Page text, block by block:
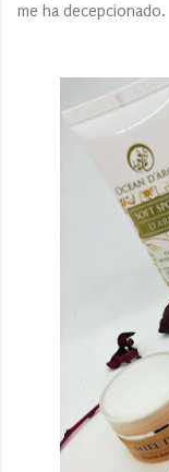
me ha decepcionado.